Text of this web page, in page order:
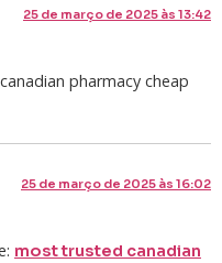
25 de março de 2025 às 13:42
canadian pharmacy cheap
25 de março de 2025 às 16:02
most trusted canadian